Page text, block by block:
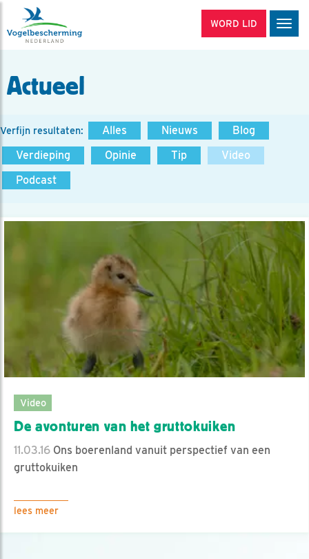
WORD LID
Actueel
Verfijn resultaten: Alles Nieuws
Blog
Verdieping
Opinie Tip
Video
Podcast
Video
De avonturen van het gruttokuiken
11.03.16 Ons boerenland vanuit perspectief van een
gruttokuiken
lees meer